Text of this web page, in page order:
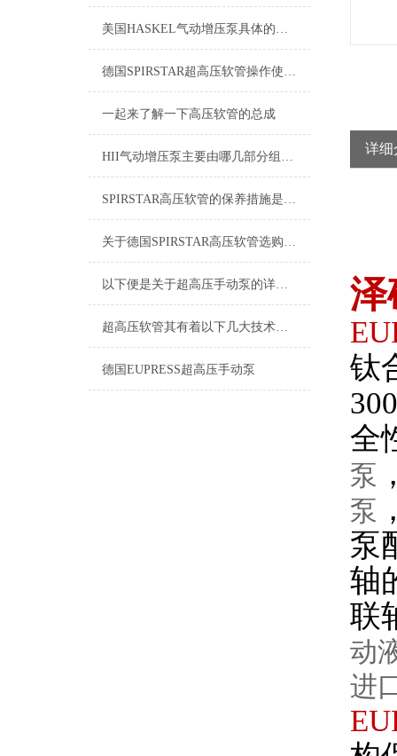
美国HASKEL气动增压泵具体的使用，请参考以下步骤
德国SPIRSTAR超高压软管操作使用说明书
一起来了解一下高压软管的总成
HII气动增压泵主要由哪几部分组成的呢？
SPIRSTAR高压软管的保养措施是什么？
关于德国SPIRSTAR高压软管选购的指南如下
以下便是关于超高压手动泵的详细说明
超高压软管其有着以下几大技术特点
德国EUPRESS超高压手动泵
详细
泽
钛
全
泵
泵
泵
轴
联
动
进